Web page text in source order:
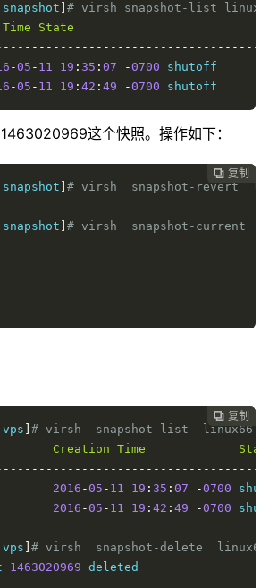
snapshot # virsh snapshot-list
Time
State
-05 - 11 19 : 35 : 07 -0700 shutoff
-05 - 11 19 : 42 : 49 -0700 shutoff
这个快照。操作如下：
 复制
snapshot # virsh  snapshot-revert
snapshot # virsh  snapshot-current
 复制
# virsh  snapshot-list  linux66
Creation Time
2016 -05 - 11 19 : 35 : 07 -0700
2016 -05 - 11 19 : 42 : 49 -0700
# virsh  snapshot-delete  linux66
1463020969 deleted